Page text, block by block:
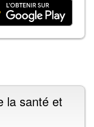
la santé et